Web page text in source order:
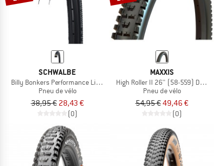
SCHWALBE
Billy Bonkers Performance Line 26'' (54-559)
Pneu de vélo
38,95 € 28,43 €
(0)
MAXXIS
High Roller II 26'' (58-559) Dual EXO
Pneu de vélo
54,95 €49,46 €
(0)